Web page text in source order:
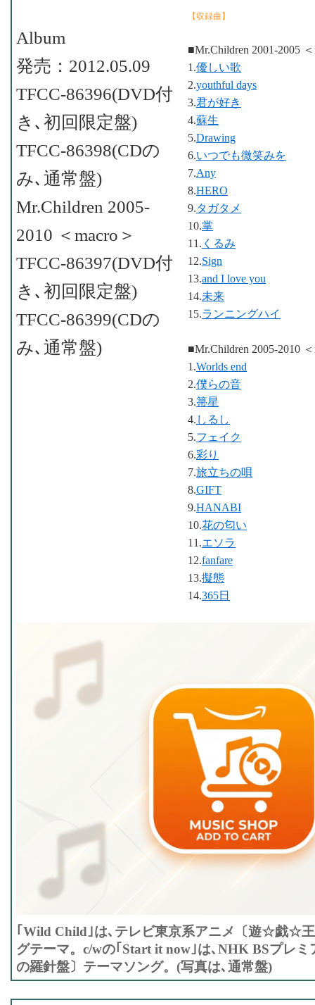
【収録曲】
■Mr.Children 2001-2005
1.優しい歌
2.youthful days
3.君が好き
4.蘇生
5.Drawing
6.いつでも微笑みを
7.Any
8.HERO
9.タガタメ
10.掌
11. くるみ
12.Sign
13.and I love you
14.未来
15.ランニングハイ
■Mr.Children 2005-2010
1.Worlds end
2.僕らの音
3.箒星
4. しるし
5.フェイク
6.彩り
7.旅立ちの唄
8.GIFT
9.HANABI
10.花の匂い
11.エソラ
12.fanfare
13.擬態
14.365日
Album
発売：2012.05.09
TFCC-86396(DVD付
き､初回限定盤)
TFCC-86398(CDの
み､通常盤)
Mr.Children 2005-
2010 ＜macro＞
TFCC-86397(DVD付
き､初回限定盤)
TFCC-86399(CDの
み､通常盤)
｢Wild Child｣は､テレビ東京系アニメ〔遊☆戯☆
グテーマ。c/wの｢Start it now｣は､NHK BSプレ
の羅針盤〕テーマソング。(写真は､通常盤)